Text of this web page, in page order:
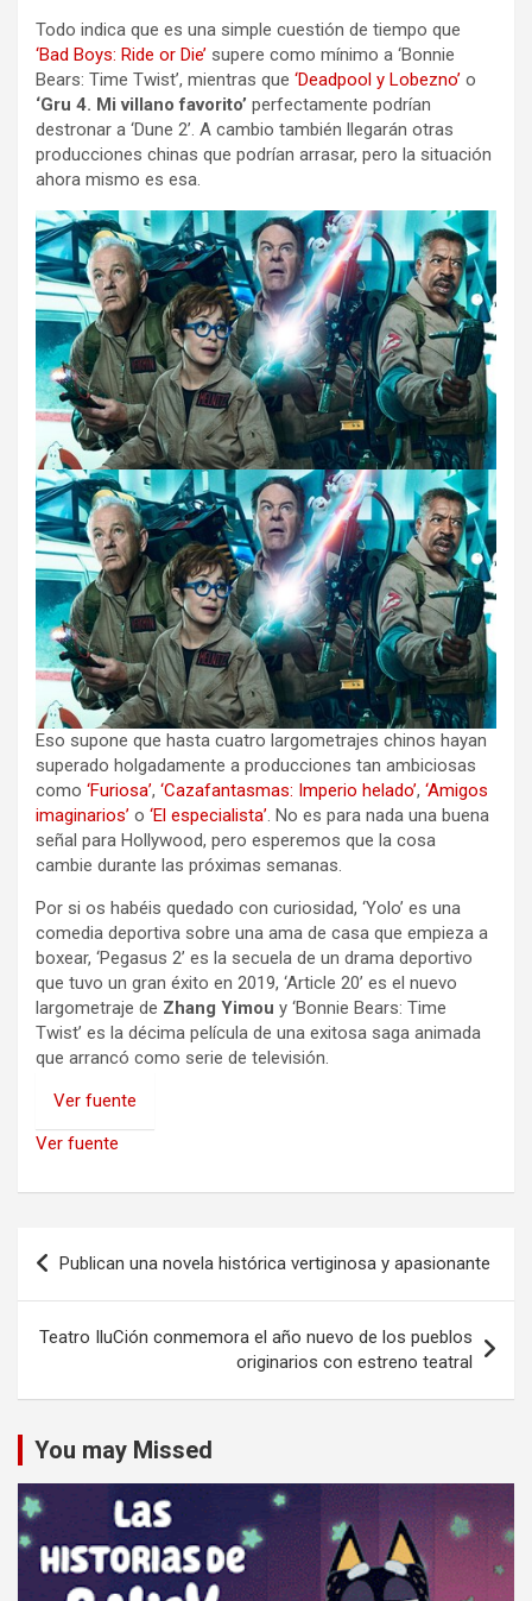
Todo indica que es una simple cuestión de tiempo que
‘Bad Boys: Ride or Die’ supere como mínimo a ‘Bonnie
Bears: Time Twist’, mientras que ‘Deadpool y Lobezno’ o
‘Gru 4. Mi villano favorito’ perfectamente podrían
destronar a ‘Dune 2’. A cambio también llegarán otras
producciones chinas que podrían arrasar, pero la situación
ahora mismo es esa.
Eso supone que hasta cuatro largometrajes chinos hayan
superado holgadamente a producciones tan ambiciosas
como ‘Furiosa’, ‘Cazafantasmas: Imperio helado’, ‘Amigos
imaginarios’ o ‘El especialista’. No es para nada una buena
señal para Hollywood, pero esperemos que la cosa
cambie durante las próximas semanas.
Por si os habéis quedado con curiosidad, ‘Yolo’ es una
comedia deportiva sobre una ama de casa que empieza a
boxear, ‘Pegasus 2’ es la secuela de un drama deportivo
que tuvo un gran éxito en 2019, ‘Article 20’ es el nuevo
largometraje de Zhang Yimou y ‘Bonnie Bears: Time
Twist’ es la décima película de una exitosa saga animada
que arrancó como serie de televisión.
Ver fuente
Ver fuente
Navegación
de
entradas
Publican una novela histórica vertiginosa y apasionante
Teatro IluCión conmemora el año nuevo de los pueblos
originarios con estreno teatral
You may Missed